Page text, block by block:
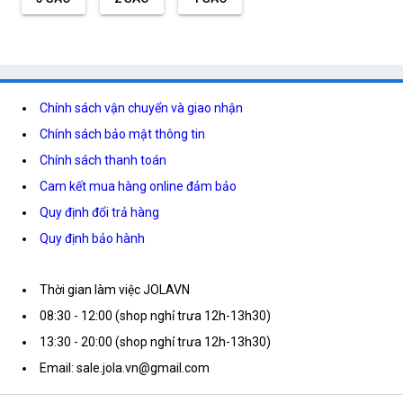
Chính sách vận chuyển và giao nhận
Chính sách bảo mật thông tin
Chính sách thanh toán
Cam kết mua hàng online đảm bảo
Quy định đổi trả hàng
Quy định bảo hành
Thời gian làm việc JOLAVN
08:30 - 12:00 (shop nghỉ trưa 12h-13h30)
13:30 - 20:00 (shop nghỉ trưa 12h-13h30)
Email: sale.jola.vn@gmail.com